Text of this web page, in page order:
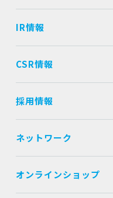
IR情報
CSR情報
採用情報
ネットワーク
オンラインショップ